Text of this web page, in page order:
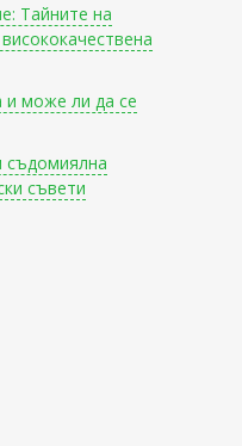
Тайните на
и може ли да се
съдомиялна
съвети